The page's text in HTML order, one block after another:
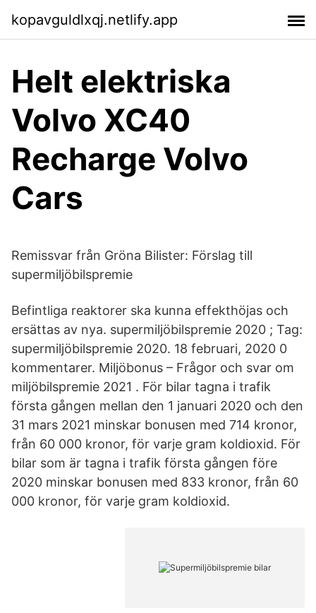
kopavguldlxqj.netlify.app
Helt elektriska
Volvo XC40
Recharge Volvo
Cars
Remissvar från Gröna Bilister: Förslag till
supermiljöbilspremie
Befintliga reaktorer ska kunna effekthöjas och
ersättas av nya. supermiljöbilspremie 2020 ; Tag:
supermiljöbilspremie 2020. 18 februari, 2020 0
kommentarer. Miljöbonus – Frågor och svar om
miljöbilspremie 2021 . För bilar tagna i trafik
första gången mellan den 1 januari 2020 och den
31 mars 2021 minskar bonusen med 714 kronor,
från 60 000 kronor, för varje gram koldioxid. För
bilar som är tagna i trafik första gången före
2020 minskar bonusen med 833 kronor, från 60
000 kronor, för varje gram koldioxid.